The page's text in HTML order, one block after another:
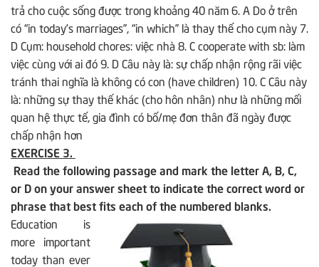
trả cho cuộc sống được trong khoảng 40 năm 6. A Do ở trên
có “in today’s marriages”, “in which” là thay thế cho cụm này 7.
D Cụm: household chores: việc nhà 8. C cooperate with sb: làm
việc cùng với ai đó 9. D Câu này là: sự chấp nhận rộng rãi việc
tránh thai nghĩa là không có con (have children) 10. C Câu này
là: những sự thay thế khác (cho hôn nhân) như là những mối
quan hệ thực tế, gia đình có bố/mẹ đơn thân đã ngày được
chấp nhận hơn
EXERCISE 3.
Read the following passage and mark the letter A, B, C,
or D on your answer sheet to indicate the correct word or
phrase that best fits each of the numbered blanks.
Education is
more important
today than ever